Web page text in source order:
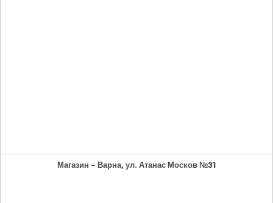
Магазин - Варна, ул. Атанас Москов №31